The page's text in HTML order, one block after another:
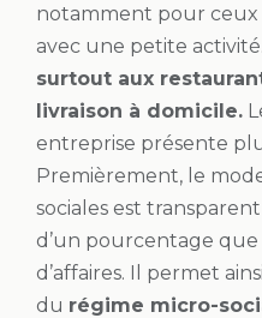
notamment pour
avec une petite
surtout aux
livraison à domicile.
entreprise présente
Premièrement, le
sociales est
d’un pourcentage
d’affaires. Il permet
du régime micro-